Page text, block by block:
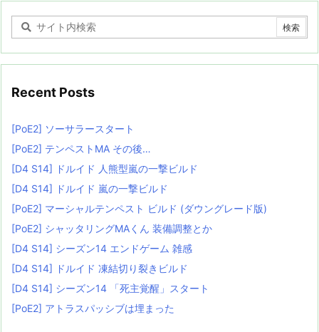
Recent Posts
[PoE2] ソーサラースタート
[PoE2] テンペストMA その後…
[D4 S14] ドルイド 人熊型嵐の一撃ビルド
[D4 S14] ドルイド 嵐の一撃ビルド
[PoE2] マーシャルテンペスト ビルド (ダウングレード版)
[PoE2] シャッタリングMAくん 装備調整とか
[D4 S14] シーズン14 エンドゲーム 雑感
[D4 S14] ドルイド 凍結切り裂きビルド
[D4 S14] シーズン14 「死主覚醒」スタート
[PoE2] アトラスパッシブは埋まった